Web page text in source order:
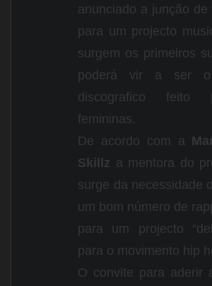
anunciado a junção de
para um projecto
surgem os primeiros
poderá vir a ser o
discografico feito
femininas.
De acordo com a
Skillz a mentora do
surge da necessidade
um bom número de
para um projecto
para o movimento hip
O convite para aderir